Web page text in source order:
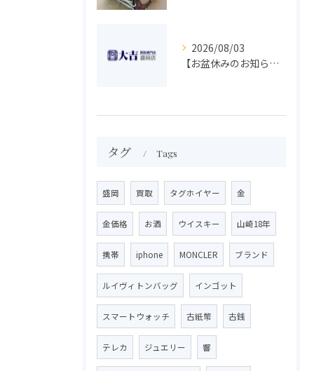
2026/08/03
【お盆休みのお知らせ】買取専門 大吉 盛岡店
タグ Tags
盛岡 買取 タグホイヤー 金
金価格 お酒 ウイスキー 山崎18年
携帯 iphone MONCLER ブランド
ルイヴィトンバッグ インゴット
スマートウォッチ 古紙幣 古銭
テレカ ジュエリー 響